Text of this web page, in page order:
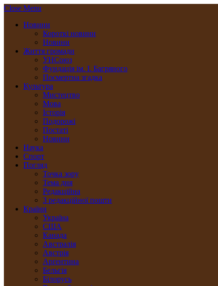
Close Menu
Новини
Короткі новини
Новини
Життя громади
УНСоюз
Фундація ім. І. Багряного
Посмертна згадка
Культура
Мистецтво
Мова
Історія
Подорожі
Постаті
Новини
Наука
Спорт
Погляд
Точка зору
Тема дня
Редакційна
З редакційної пошти
Країни
Україна
США
Канада
Австралія
Австрія
Арґентина
Бельгія
Білорусь